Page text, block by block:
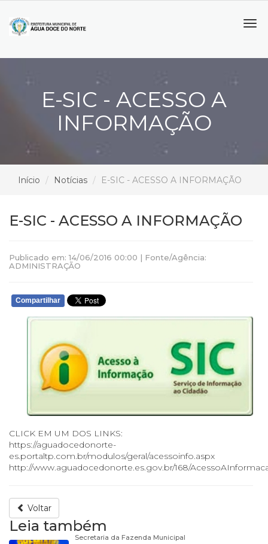
E-SIC - ACESSO A
INFORMAÇÃO
Início Notícias E-SIC - ACESSO A INFORMAÇÃO
E-SIC - ACESSO A INFORMAÇÃO
Publicado em: 14/06/2016 00:00 | Fonte/Agência:
ADMINISTRAÇÃO
Compartilhar
CLICK EM UM DOS LINKS:
https://aguadocedonorte-
es.portaltp.com.br/modulos/geral/acessoinfo.aspx
http://www.aguadocedonorte.es.gov.br/168/
Voltar
Leia também
Secretaria da Fazenda Municipal